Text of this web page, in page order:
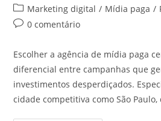
Marketing digital / Mídia paga /
0 comentário
Escolher a agência de mídia paga
diferencial entre campanhas que
investimentos desperdiçados.
cidade competitiva como São